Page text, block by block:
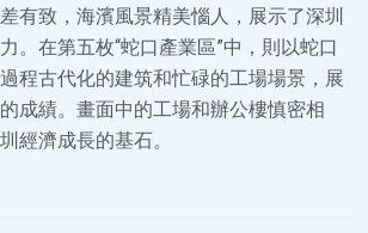
有致，海濱風景精美惱人，展示了深圳
。在第五枚“蛇口產業區”中，則以蛇口
程古代化的建筑和忙碌的工場場景，展
成績。畫面中的工場和辦公樓慎密相
經濟成長的基石。